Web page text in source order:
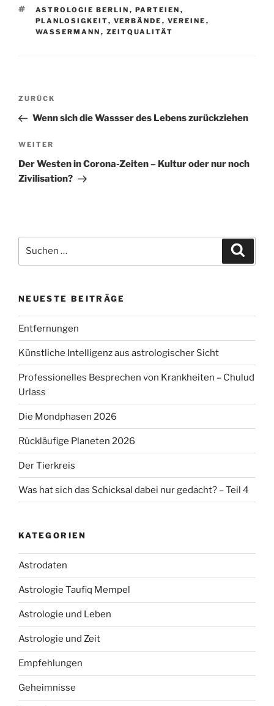
SCHLAGWÖRTER
ASTROLOGIE BERLIN , PARTEIEN ,
PLANLOSIGKEIT, VERBÄNDE , VEREINE ,
WASSERMANN , ZEITQUALITÄT
Beitragsnavigation
Vorheriger
Beitrag
ZURÜCK
Wenn sich die Wassser des Lebens zurückziehen
Nächster
Beitrag
WEITER
Der Westen in Corona-Zeiten – Kultur oder nur noch
Zivilisation?
nach:
NEUESTE BEITRÄGE
Entfernungen
Künstliche Intelligenz aus astrologischer Sicht
Professionelles Besprechen von Krankheiten – Chulud
Urlass
Die Mondphasen 2026
Rückläufige Planeten 2026
Der Tierkreis
Was hat sich das Schicksal dabei nur gedacht? – Teil 4
KATEGORIEN
Astrodaten
Astrologie Taufiq Mempel
Astrologie und Leben
Astrologie und Zeit
Empfehlungen
Geheimnisse